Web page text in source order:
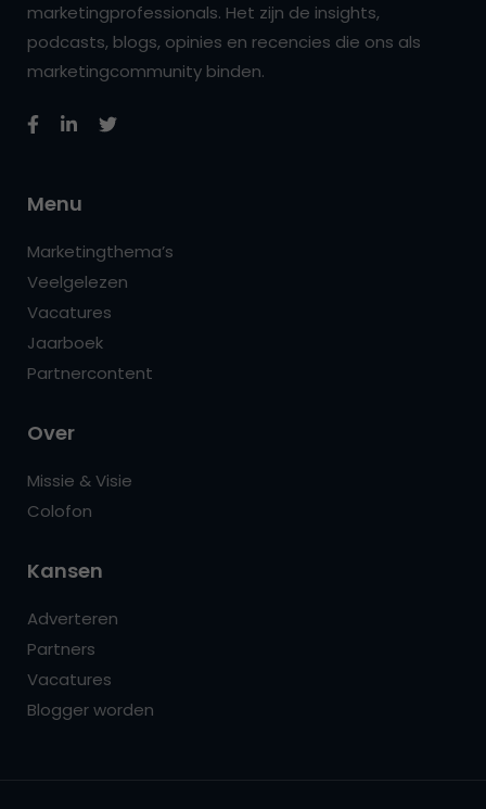
marketingprofessionals. Het zijn de insights,
podcasts, blogs, opinies en recencies die ons als
marketingcommunity binden.
Menu
Marketingthema’s
Veelgelezen
Vacatures
Jaarboek
Partnercontent
Over
Missie & Visie
Colofon
Kansen
Adverteren
Partners
Vacatures
Blogger worden